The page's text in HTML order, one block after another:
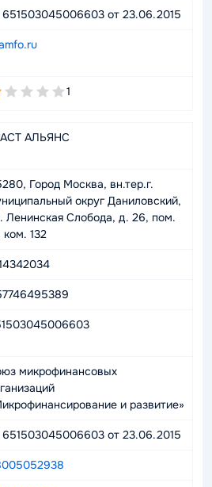
от 23.06.2015
1
АЛЬЯНС
Город Москва, вн.тер.г.
округ Даниловский,
Ленинская Слобода, д. 26, пом.
ком. 132
микрофинансовых
и развитие»
от 23.06.2015